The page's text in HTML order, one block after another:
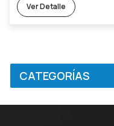
Ver Detalle
CATEGORÍAS